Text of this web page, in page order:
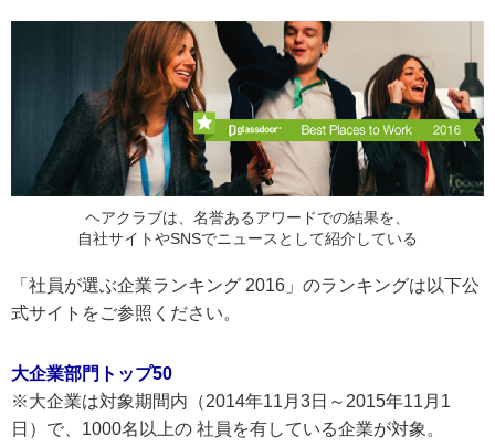
ヘアクラブは、名誉あるアワードでの結果を、
自社サイトやSNSでニュースとして紹介している
「社員が選ぶ企業ランキング 2016」のランキングは以下公
式サイトをご参照ください。
大企業部門トップ50
※大企業は対象期間内（2014年11月3日～2015年11月1
日）で、1000名以上の 社員を有している企業が対象。